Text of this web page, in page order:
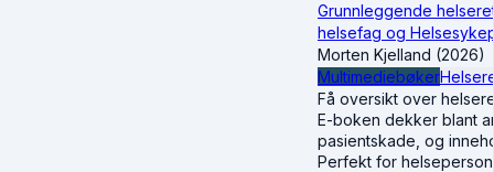
Grunnleggende
helsefag og
Morten Kjelland (2026)
Multimediebøker
Få oversikt over
E-boken dekker blant
pasientskade, og
Perfekt for